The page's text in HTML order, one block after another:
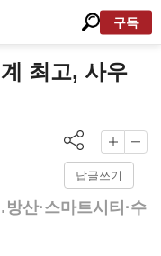
구독
최고, 사우
답글쓰기
산·스마트시티·수